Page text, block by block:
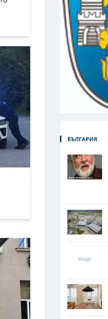
БЪЛГАРИЯ